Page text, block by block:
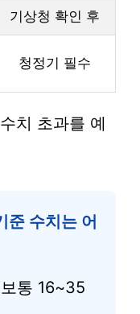
기상청 확인 후
청정기 필수
치 초과를 예
준 수치는 어
통 16~35